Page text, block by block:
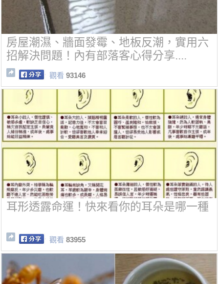
房屋潮濕、牆面發霉、地板反潮，實用六
招解決問題！內有部落客心得分享....
觀看 93146
耳形透露命運！快來看你的耳朵是哪一種
觀看 83955